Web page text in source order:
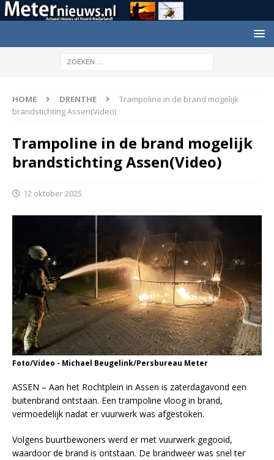
HOME DRENTHE
Trampoline in de brand mogelijk
brandstichting Assen(Video)
Trampoline in de brand mogelijk
brandstichting Assen(Video)
12 oktober 2025
Foto/Video - Michael Beugelink/Persbureau Meter
ASSEN – Aan het Rochtplein in Assen is zaterdagavond een
buitenbrand ontstaan. Een trampoline vloog in brand,
vermoedelijk nadat er vuurwerk was afgestoken.
Volgens buurtbewoners werd er met vuurwerk gegooid,
waardoor de brand is ontstaan. De brandweer was snel ter